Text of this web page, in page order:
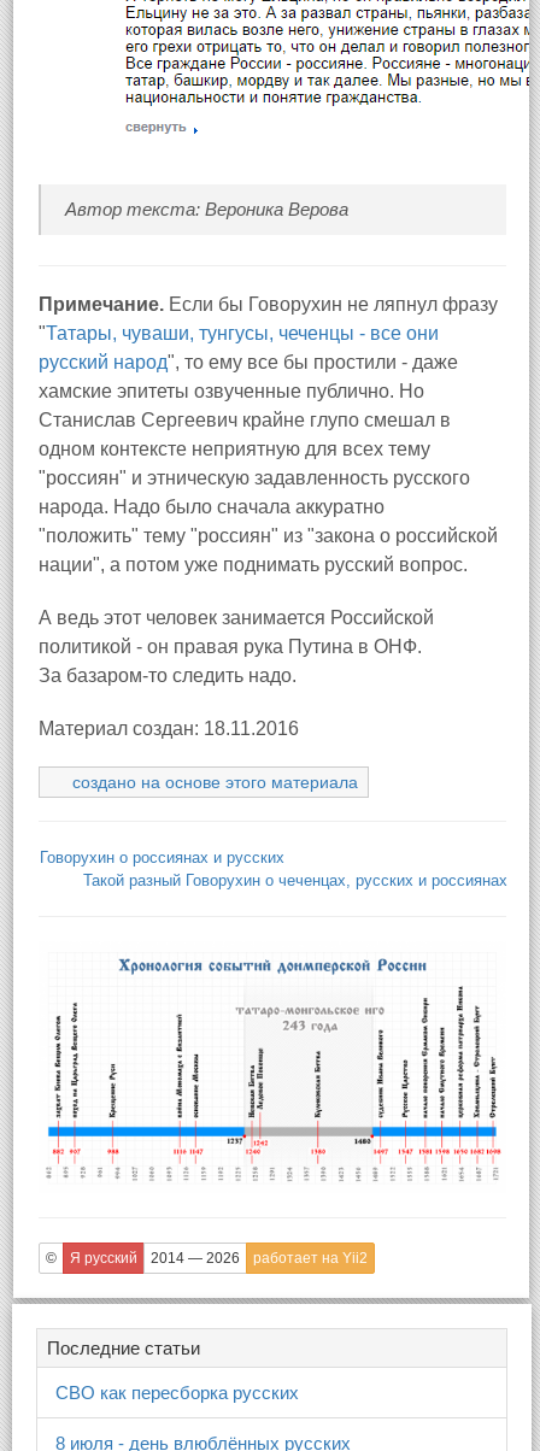
Автор текста: Вероника Верова
Примечание. Если бы Говорухин не ляпнул фразу
"Татары, чуваши, тунгусы, чеченцы - все они
русский народ", то ему все бы простили - даже
хамские эпитеты озвученные публично. Но
Станислав Сергеевич крайне глупо смешал в
одном контексте неприятную для всех тему
"россиян" и этническую задавленность русского
народа. Надо было сначала аккуратно
"положить" тему "россиян" из "закона о российской
нации", а потом уже поднимать русский вопрос.
А ведь этот человек занимается Российской
политикой - он правая рука Путина в ОНФ.
За базаром-то следить надо.
Материал создан: 18.11.2016
создано на основе этого материала
Говорухин о россиянах и русских
Такой разный Говорухин о чеченцах, русских и россиянах
© Я русский 2014 — 2026 работает на Yii2
Последние статьи
СВО как пересборка русских
8 июля - день влюблённых русских